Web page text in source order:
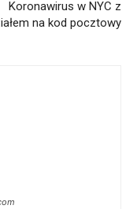
Koronawirus w NYC z
na kod pocztowy